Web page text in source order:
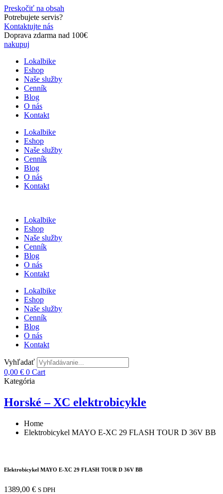
Preskočiť na obsah
Potrebujete servis?
Kontaktujte nás
Doprava zdarma nad 100€
nakupuj
Lokalbike
Eshop
Naše služby
Cenník
Blog
O nás
Kontakt
Lokalbike
Eshop
Naše služby
Cenník
Blog
O nás
Kontakt
Lokalbike
Eshop
Naše služby
Cenník
Blog
O nás
Kontakt
Lokalbike
Eshop
Naše služby
Cenník
Blog
O nás
Kontakt
Vyhľadať
0,00 € 0 Cart
Kategória
Horské – XC elektrobicykle
Home
Elektrobicykel MAYO E-XC 29 FLASH TOUR D 36V BB
Elektrobicykel MAYO E-XC 29 FLASH TOUR D 36V BB
1389,00 € S DPH